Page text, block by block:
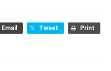
Email Tweet Print